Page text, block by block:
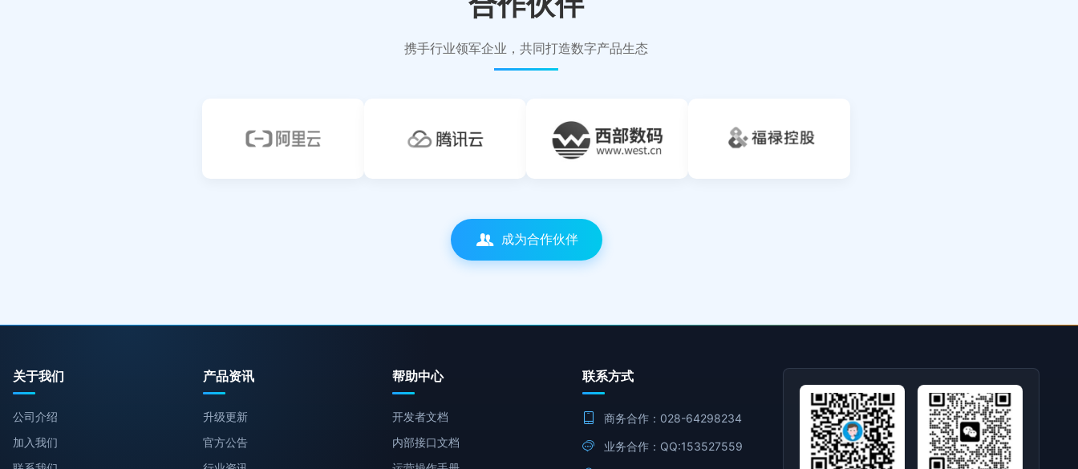
携手行业领军企业，共同打造数字产品生态
成为合作伙伴
关于我们
公司介绍
加入我们
产品资讯
升级更新
官方公告
帮助中心
开发者文档
内部接口文档
联系方式
商务合作：028-64298234
业务合作：QQ:153527559